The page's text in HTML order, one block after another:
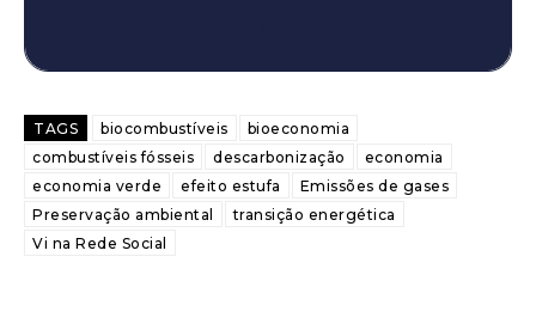
TAGS biocombustíveis
bioeconomia
combustíveis fósseis
descarbonização
economia
economia verde
efeito estufa
Emissões de gases
Preservação ambiental
transição energética
Vi na Rede Social